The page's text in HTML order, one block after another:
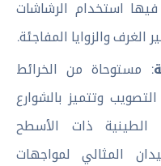
استخدام الرشاشات
والزوايا المفاجئة.
: مستوحاة من الخرائط
وتتميز بالشوارع
الطينية ذات الأسطح
المثالي لمواجهات